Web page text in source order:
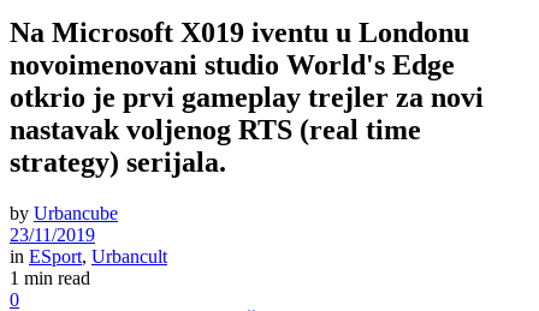
Na Microsoft X019 iventu u Londonu
novoimenovani studio World's Edge
otkrio je prvi gameplay trejler za novi
nastavak voljenog RTS (real time
strategy) serijala.
by Urbancube
23/11/2019
in ESport, Urbancult
1 min read
0